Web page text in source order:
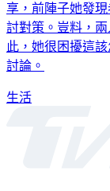
享，前陣子她發
討對策。豈料，
此，她很困擾這
討論。
生活